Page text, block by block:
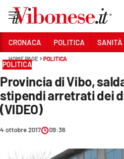
Sezioni
CRONACA
POLITICA
CRONACA POLITICA SANITÀ
HOME PAGE POLITICA
POLITICA
Provincia di Vibo,
stipendi arretrati dei
(VIDEO)
4 ottobre 2017 09:36